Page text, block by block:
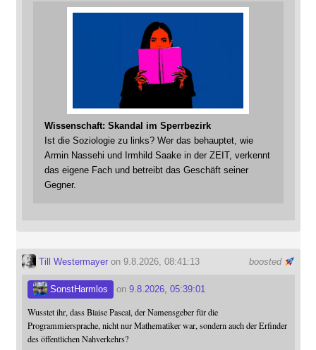
Wissenschaft: Skandal im Sperrbezirk
Ist die Soziologie zu links? Wer das behauptet, wie
Armin Nassehi und Irmhild Saake in der ZEIT, verkennt
das eigene Fach und betreibt das Geschäft seiner
Gegner.
boosted
Till Westermayeron 9.8.2026, 08:41:13
SonstHarmlos on 9.8.2026, 05:39:01
Wusstet ihr, dass Blaise Pascal, der Namensgeber für die
Programmiersprache, nicht nur Mathematiker war, sondern auch der Erfinder
des öffentlichen Nahverkehrs?